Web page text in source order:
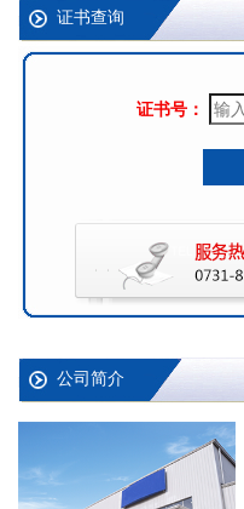
证书查询
证书号：
公司简介